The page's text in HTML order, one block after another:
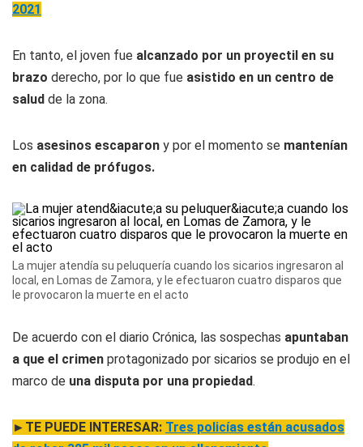
2021
En tanto, el joven fue alcanzado por un proyectil en su
brazo derecho, por lo que fue asistido en un centro de
salud de la zona.
Los asesinos escaparon y por el momento se mantenían
en calidad de prófugos.
La mujer atendía su peluquería cuando los sicarios ingresaron al
local, en Lomas de Zamora, y le efectuaron cuatro disparos que
le provocaron la muerte en el acto
De acuerdo con el diario Crónica, las sospechas apuntaban
a que el crimen protagonizado por sicarios se produjo en el
marco de una disputa por una propiedad.
►TE PUEDE INTERESAR: Tres policías están acusados